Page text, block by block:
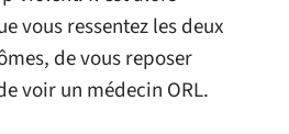
vous ressentez les deux
de vous reposer
voir un médecin ORL.